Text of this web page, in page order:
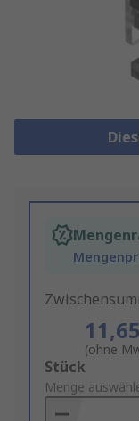
(ohne
Add
to
Basket
Stück
Menge